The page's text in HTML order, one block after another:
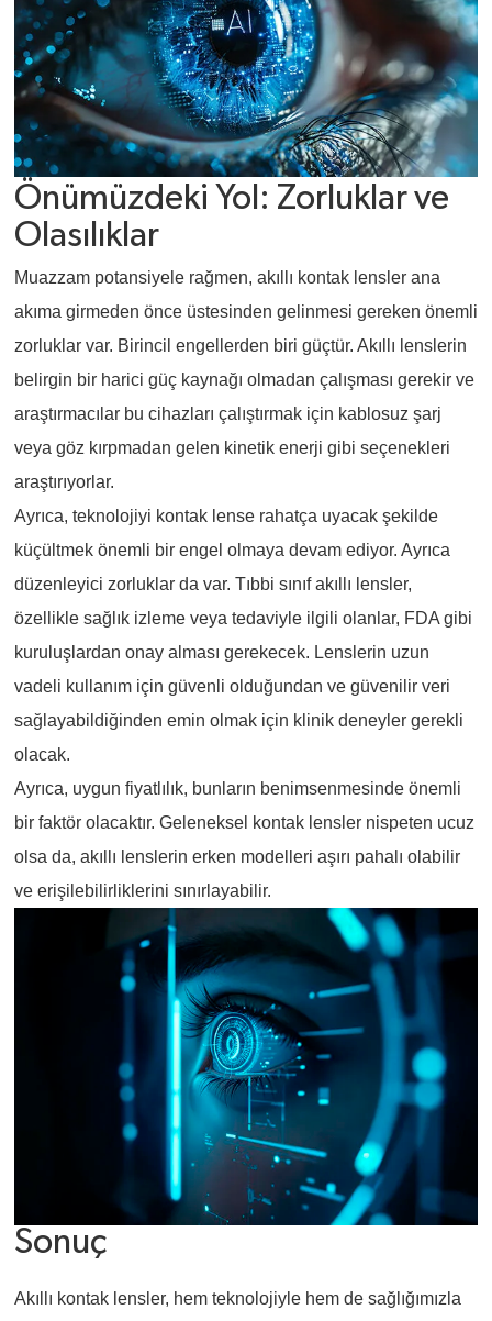
Önümüzdeki Yol: Zorluklar ve
Olasılıklar
Muazzam potansiyele rağmen, akıllı kontak lensler ana
akıma girmeden önce üstesinden gelinmesi gereken önemli
zorluklar var. Birincil engellerden biri güçtür. Akıllı lenslerin
belirgin bir harici güç kaynağı olmadan çalışması gerekir ve
araştırmacılar bu cihazları çalıştırmak için kablosuz şarj
veya göz kırpmadan gelen kinetik enerji gibi seçenekleri
araştırıyorlar.
Ayrıca, teknolojiyi kontak lense rahatça uyacak şekilde
küçültmek önemli bir engel olmaya devam ediyor. Ayrıca
düzenleyici zorluklar da var. Tıbbi sınıf akıllı lensler,
özellikle sağlık izleme veya tedaviyle ilgili olanlar, FDA gibi
kuruluşlardan onay alması gerekecek. Lenslerin uzun
vadeli kullanım için güvenli olduğundan ve güvenilir veri
sağlayabildiğinden emin olmak için klinik deneyler gerekli
olacak.
Ayrıca, uygun fiyatlılık, bunların benimsenmesinde önemli
bir faktör olacaktır. Geleneksel kontak lensler nispeten ucuz
olsa da, akıllı lenslerin erken modelleri aşırı pahalı olabilir
ve erişilebilirliklerini sınırlayabilir.
Sonuç
Akıllı kontak lensler, hem teknolojiyle hem de sağlığımızla